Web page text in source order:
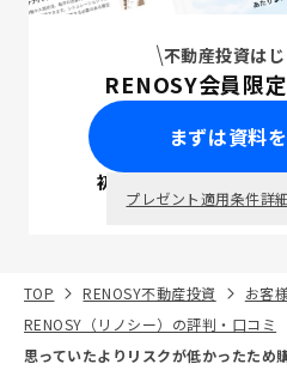
不動産投資は
RENOSY会員限
まずは資料
初回面談で ポ
プレゼント適用条件詳細
TOP RENOSY不動産投資
お客
RENOSY（リノシー）の評判・口コミ
思っていたよりリスクが低かったため